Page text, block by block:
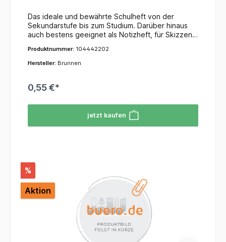
Das ideale und bewährte Schulheft von der
Sekundarstufe bis zum Studium. Darüber hinaus
auch bestens geeignet als Notizheft, für Skizzen,
praktisches Merkheft im Büro oder zuhause. - A4 -
5 mm kariert, Lin. 22 - rot - 32 Blatt - extrastarker
Produktnummer: 104442202
Hersteller: Brunnen
0,55 €*
jetzt kaufen
%
Aktion